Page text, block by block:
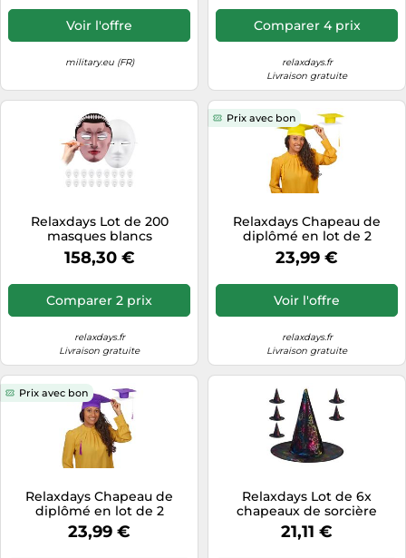
Voir l'offre
military.eu (FR)
Comparer 4 prix
relaxdays.fr
Livraison gratuite
Relaxdays Lot de 200
masques blancs
158,30 €
Comparer 2 prix
relaxdays.fr
Livraison gratuite
Prix avec bon
Relaxdays Chapeau de
diplômé en lot de 2
23,99 €
Voir l'offre
relaxdays.fr
Livraison gratuite
Prix avec bon
Relaxdays Chapeau de
diplômé en lot de 2
23,99 €
Relaxdays Lot de 6x
chapeaux de sorcière
21,11 €